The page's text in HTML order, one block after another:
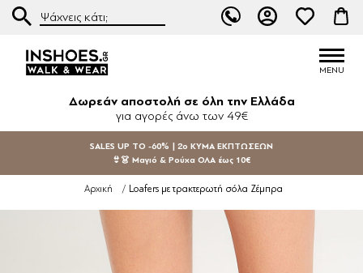
Δωρεάν αποστολή σε όλη την Ελλάδα
για αγορές άνω των 49€
SALES UP TO -60% | 2ο ΚΥΜΑ ΕΚΠΤΩΣΕΩΝ
👙👗 Μαγιό & Ρούχα ΟΛΑ έως 10€
Αρχική / Loafers με τρακτερωτή σόλα Ζέμπρα